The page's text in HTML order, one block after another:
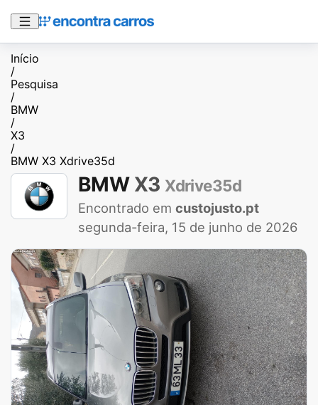
Início
/
Pesquisa
/
BMW
/
X3
/
BMW X3 Xdrive35d
BMW X3 Xdrive35d
Encontrado em custojusto.pt
segunda-feira, 15 de junho de 2026